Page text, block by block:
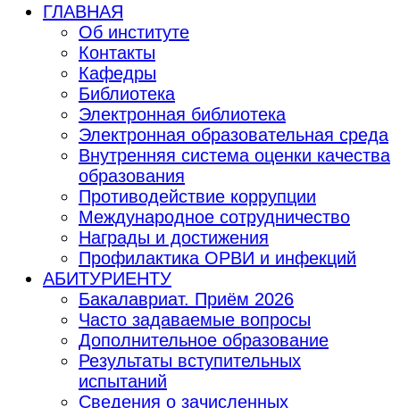
ГЛАВНАЯ
Об институте
Контакты
Кафедры
Библиотека
Электронная библиотека
Электронная образовательная среда
Внутренняя система оценки качества
образования
Противодействие коррупции
Международное сотрудничество
Награды и достижения
Профилактика ОРВИ и инфекций
АБИТУРИЕНТУ
Бакалавриат. Приём 2026
Часто задаваемые вопросы
Дополнительное образование
Результаты вступительных
испытаний
Сведения о зачисленных